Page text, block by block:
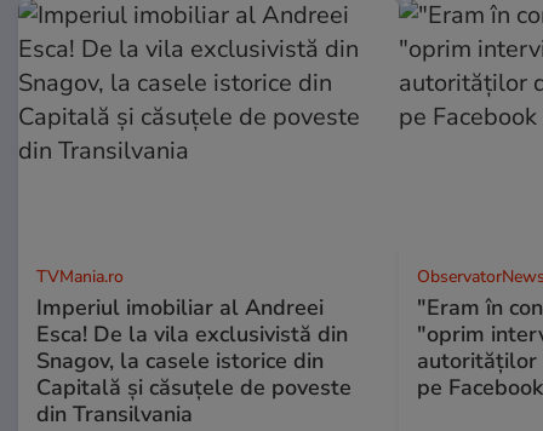
TVMania.ro
Imperiul imobiliar al Andreei
Esca! De la vila exclusivistă din
Snagov, la casele istorice din
Capitală și căsuțele de poveste
din Transilvania
"Eram în
"oprim
autorităţilor
pe Facebook